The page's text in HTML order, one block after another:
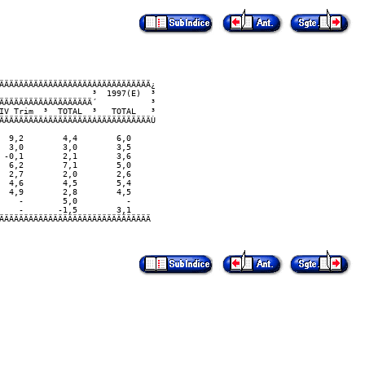
³  1997(E)  ³
³
³  TOTAL  ³   TOTAL   ³
9,2        4,4        6,0
3,0        3,0        3,5
0,1        2,1        3,6
6,2        7,1        5,0
2,7        2,0        2,6
4,6        4,5        5,4
4,9        2,8        4,5
-        5,0          -
-       -1,5        3,1